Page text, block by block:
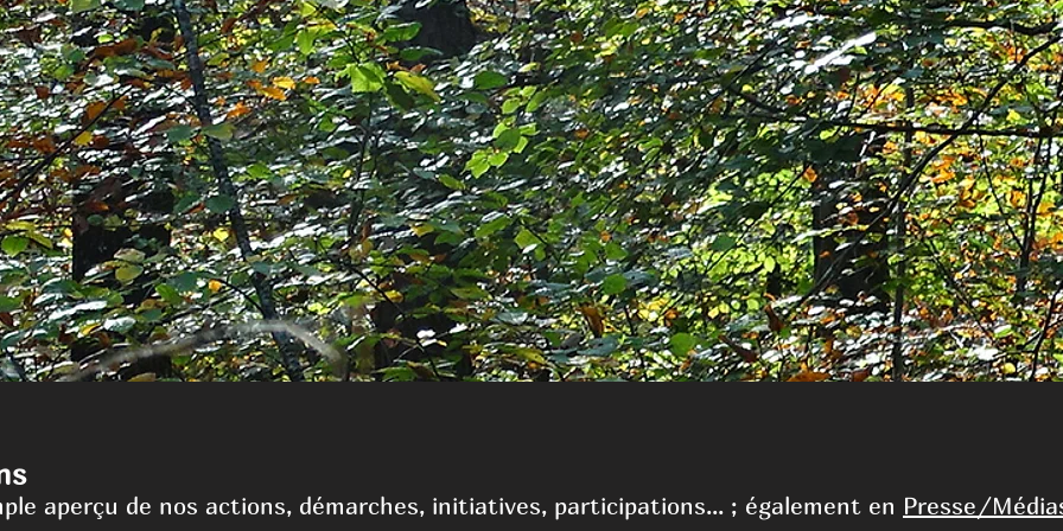
aperçu de nos actions, démarches, initiatives, participations... ; également en Presse/